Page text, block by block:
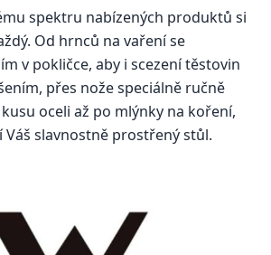
spektru nabízených produktů si
Od hrnců na vaření se
v pokličce, aby i scezení těstovin
přes nože speciálně ručně
oceli až po mlýnky na koření,
slavnostně prostřený stůl.